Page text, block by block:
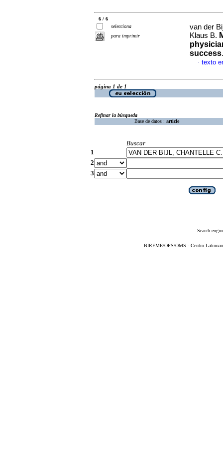
6 / 6
selecciona
para imprimir
van der
Klaus B.
success
· texto
página 1 de 1
Refinar la búsqueda
Base de datos : article
Buscar
1
2
3
Search
BIREME/OPS/OMS - Centro